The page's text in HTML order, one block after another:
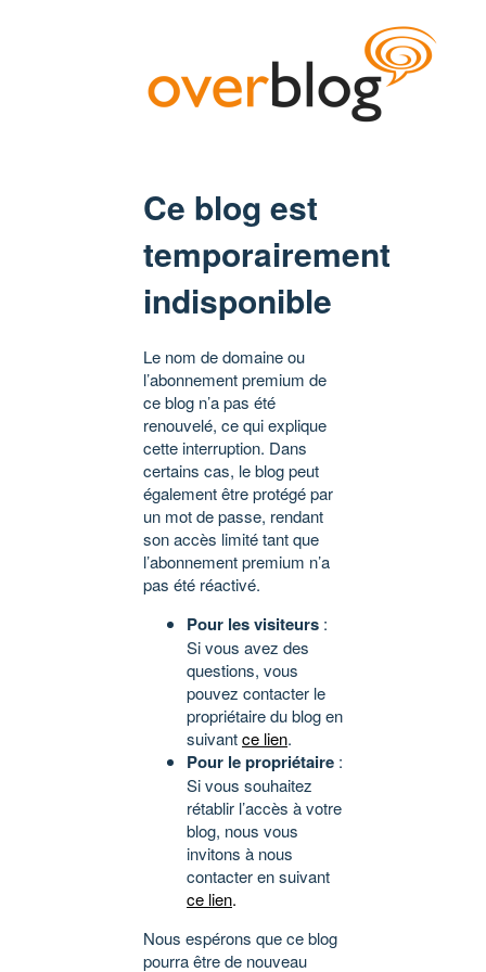
Ce blog est
temporairement
indisponible
Le nom de domaine ou
l’abonnement premium de
ce blog n’a pas été
renouvelé, ce qui explique
cette interruption. Dans
certains cas, le blog peut
également être protégé par
un mot de passe, rendant
son accès limité tant que
l’abonnement premium n’a
pas été réactivé.
Pour les visiteurs :
Si vous avez des
questions, vous
pouvez contacter le
propriétaire du blog en
suivantce lien.
Pour le propriétaire :
Si vous souhaitez
rétablir l’accès à votre
blog, nous vous
invitons à nous
contacter en suivant
ce lien.
Nous espérons que ce blog
pourra être de nouveau